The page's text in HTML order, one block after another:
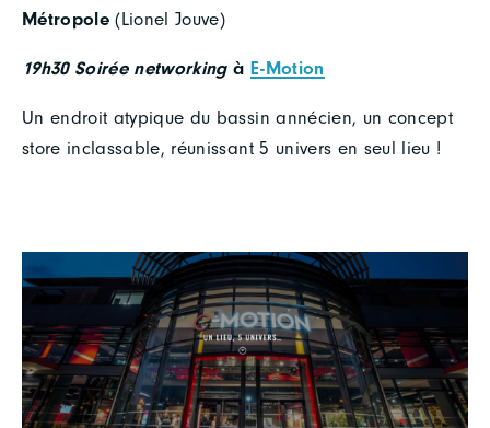
Métropole (Lionel Jouve)
19h30 Soirée networkingà E-Motion
Un endroit atypique du bassin annécien, un concept
store inclassable, réunissant 5 univers en seul lieu !